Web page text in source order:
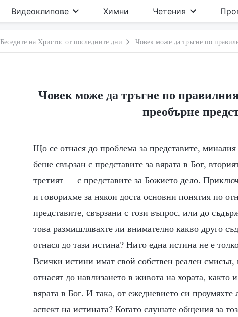
Видеоклипове Химни Четения
Беседите на Христос от последните дни Човек може да тръгне по
Човек може да тръгне по
преобърне
Що се отнася до проблема за представите,
беше свързан с представите за вярата в Бог,
третият — с представите за Божието дело.
и говорихме за някои доста основни понятия по
представите, свързани с този въпрос, или до
това размишлявахте ли внимателно какво друго
отнася до тази истина? Нито една истина не е
Всички истини имат свой собствен реален
отнасят до навлизането в живота на хората,
вярата в Бог. И така, от ежедневието си
аспект на истината? Когато слушате общения за